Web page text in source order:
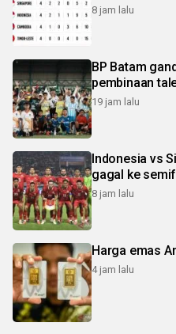
8 jam lalu
BP Batam
pembinaan
19 jam lalu
Indonesia vs
gagal ke
8 jam lalu
Harga emas
4 jam lalu